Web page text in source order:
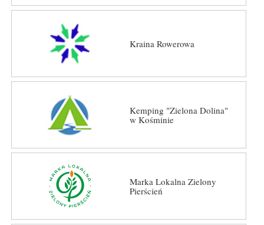
Kraina Rowerowa
Kemping "Zielona Dolina"
w Kośminie
Marka Lokalna Zielony
Pierścień